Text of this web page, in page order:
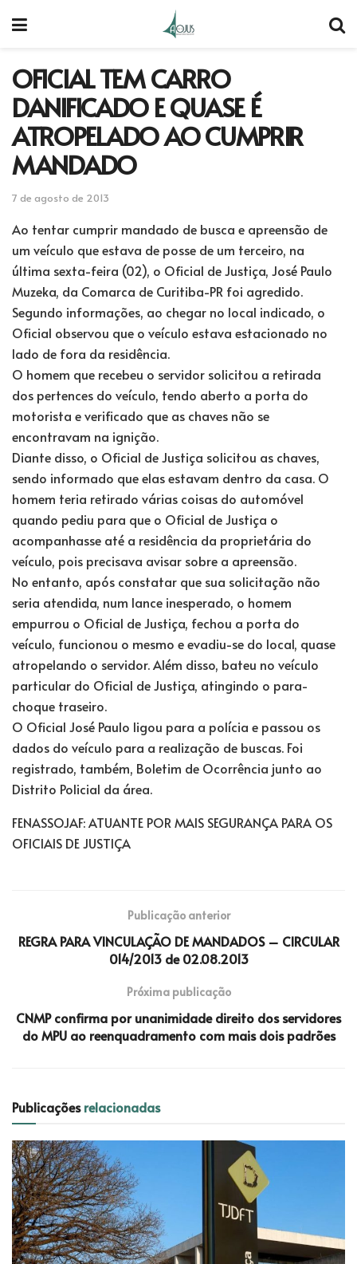
OFICIAL TEM CARRO
DANIFICADO E QUASE É
ATROPELADO AO CUMPRIR
MANDADO
7 de agosto de 2013
Ao tentar cumprir mandado de busca e apreensão de
um veículo que estava de posse de um terceiro, na
última sexta-feira (02), o Oficial de Justiça, José Paulo
Muzeka, da Comarca de Curitiba-PR foi agredido.
Segundo informações, ao chegar no local indicado, o
Oficial observou que o veículo estava estacionado no
lado de fora da residência.
O homem que recebeu o servidor solicitou a retirada
dos pertences do veículo, tendo aberto a porta do
motorista e verificado que as chaves não se
encontravam na ignição.
Diante disso, o Oficial de Justiça solicitou as chaves,
sendo informado que elas estavam dentro da casa. O
homem teria retirado várias coisas do automóvel
quando pediu para que o Oficial de Justiça o
acompanhasse até a residência da proprietária do
veículo, pois precisava avisar sobre a apreensão.
No entanto, após constatar que sua solicitação não
seria atendida, num lance inesperado, o homem
empurrou o Oficial de Justiça, fechou a porta do
veículo, funcionou o mesmo e evadiu-se do local, quase
atropelando o servidor. Além disso, bateu no veículo
particular do Oficial de Justiça, atingindo o para-
choque traseiro.
O Oficial José Paulo ligou para a polícia e passou os
dados do veículo para a realização de buscas. Foi
registrado, também, Boletim de Ocorrência junto ao
Distrito Policial da área.
FENASSOJAF: ATUANTE POR MAIS SEGURANÇA PARA OS
OFICIAIS DE JUSTIÇA
Publicação anterior
REGRA PARA VINCULAÇÃO DE MANDADOS – CIRCULAR
014/2013 de 02.08.2013
Próxima publicação
CNMP confirma por unanimidade direito dos servidores
do MPU ao reenquadramento com mais dois padrões
Publicaçõesrelacionadas